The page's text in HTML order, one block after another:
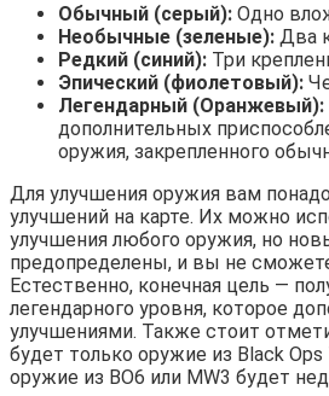
Обычный (серый): Одно
Необычные (зеленые): Два
Редкий (синий): Три
Эпический (фиолетовый):
Легендарный (Оранжевый):
дополнительных
оружия, закрепленного
Для улучшения оружия вам
улучшений на карте. Их можно
улучшения любого оружия, но
предопределены, и вы не
Естественно, конечная цель —
легендарного уровня, которое
улучшениями. Также стоит
будет только оружие из Black Ops
оружие из BO6 или MW3 будет